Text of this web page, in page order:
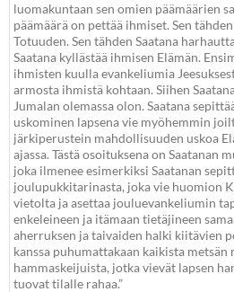
luomakuntaan sen omien päämäärien
päämäärä on pettää ihmiset. Sen
Totuuden. Sen tähden Saatana
Saatana kyllästää ihmisen Elämän.
ihmisten kuulla evankeliumia
armosta ihmistä kohtaan. Siihen
Jumalan olemassa olon. Saatana
uskominen lapsena vie myöhemmin
järkiperustein mahdollisuuden uskoa
ajassa. Tästä osoituksena on Saatanan
joka ilmenee esimerkiksi Saatanan
joulupukkitarinasta, joka vie huomion
vietolta ja asettaa jouluevankeliumin
enkeleineen ja itämaan tietäjineen
aherruksen ja taivaiden halki kiitävien
kanssa puhumattakaan kaikista metsän
hammaskeijuista, jotka vievät lapsen
tuovat tilalle rahaa.”